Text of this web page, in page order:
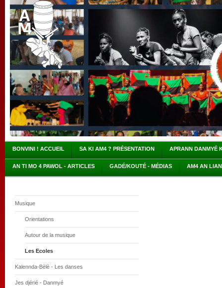
BONVINI ! ACCUEIL SA KI AM4 ? PRÉSENTATION APRANN DANMYÉ
AN TI MO 4 PAWOL - ARTICLES GADÉ/KOUTÉ - MÉDIAS AM4 AN
Musique
Orientations
Autour de la musique
Les Ecoles
Kalennda-Bèlè - Les danses
Jes djérié - Danmyé